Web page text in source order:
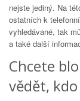
nejste jediný. Na
ostatních k
vyhledávané, tak
a také další
Chcete
vědět, kdo